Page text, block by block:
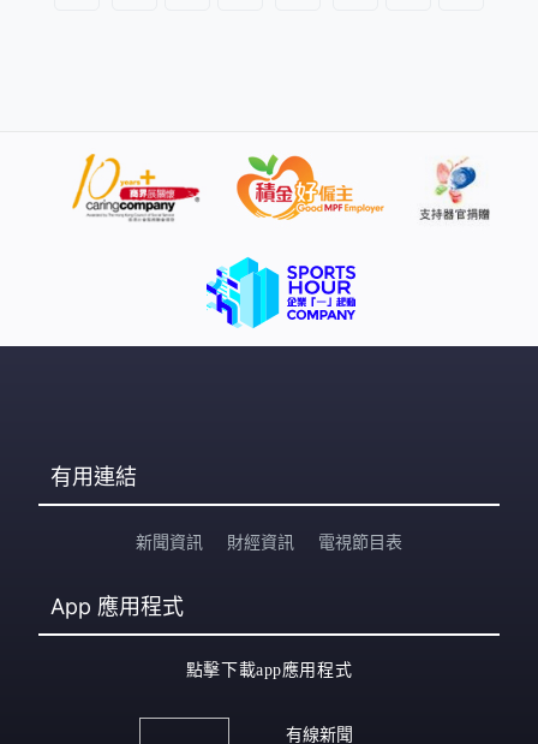
有用連結
新聞資訊 財經資訊 電視節目表
App 應用程式
點擊下載app應用程式
有線新聞